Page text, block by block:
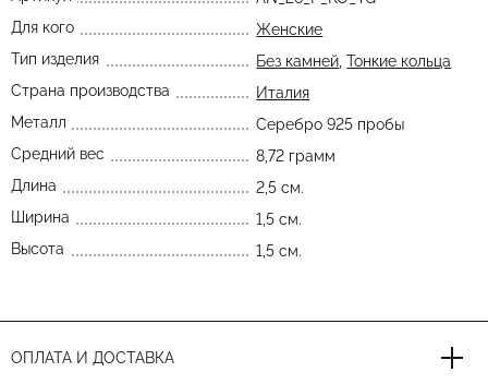
Для кого
Женские
Тип изделия
Без камней ,Тонкие кольца
Страна производства
Италия
Металл
Серебро 925 пробы
Средний вес
8,72 грамм
Длина
2,5 см.
Ширина
1,5 см.
Высота
1,5 см.
ОПЛАТА И ДОСТАВКА